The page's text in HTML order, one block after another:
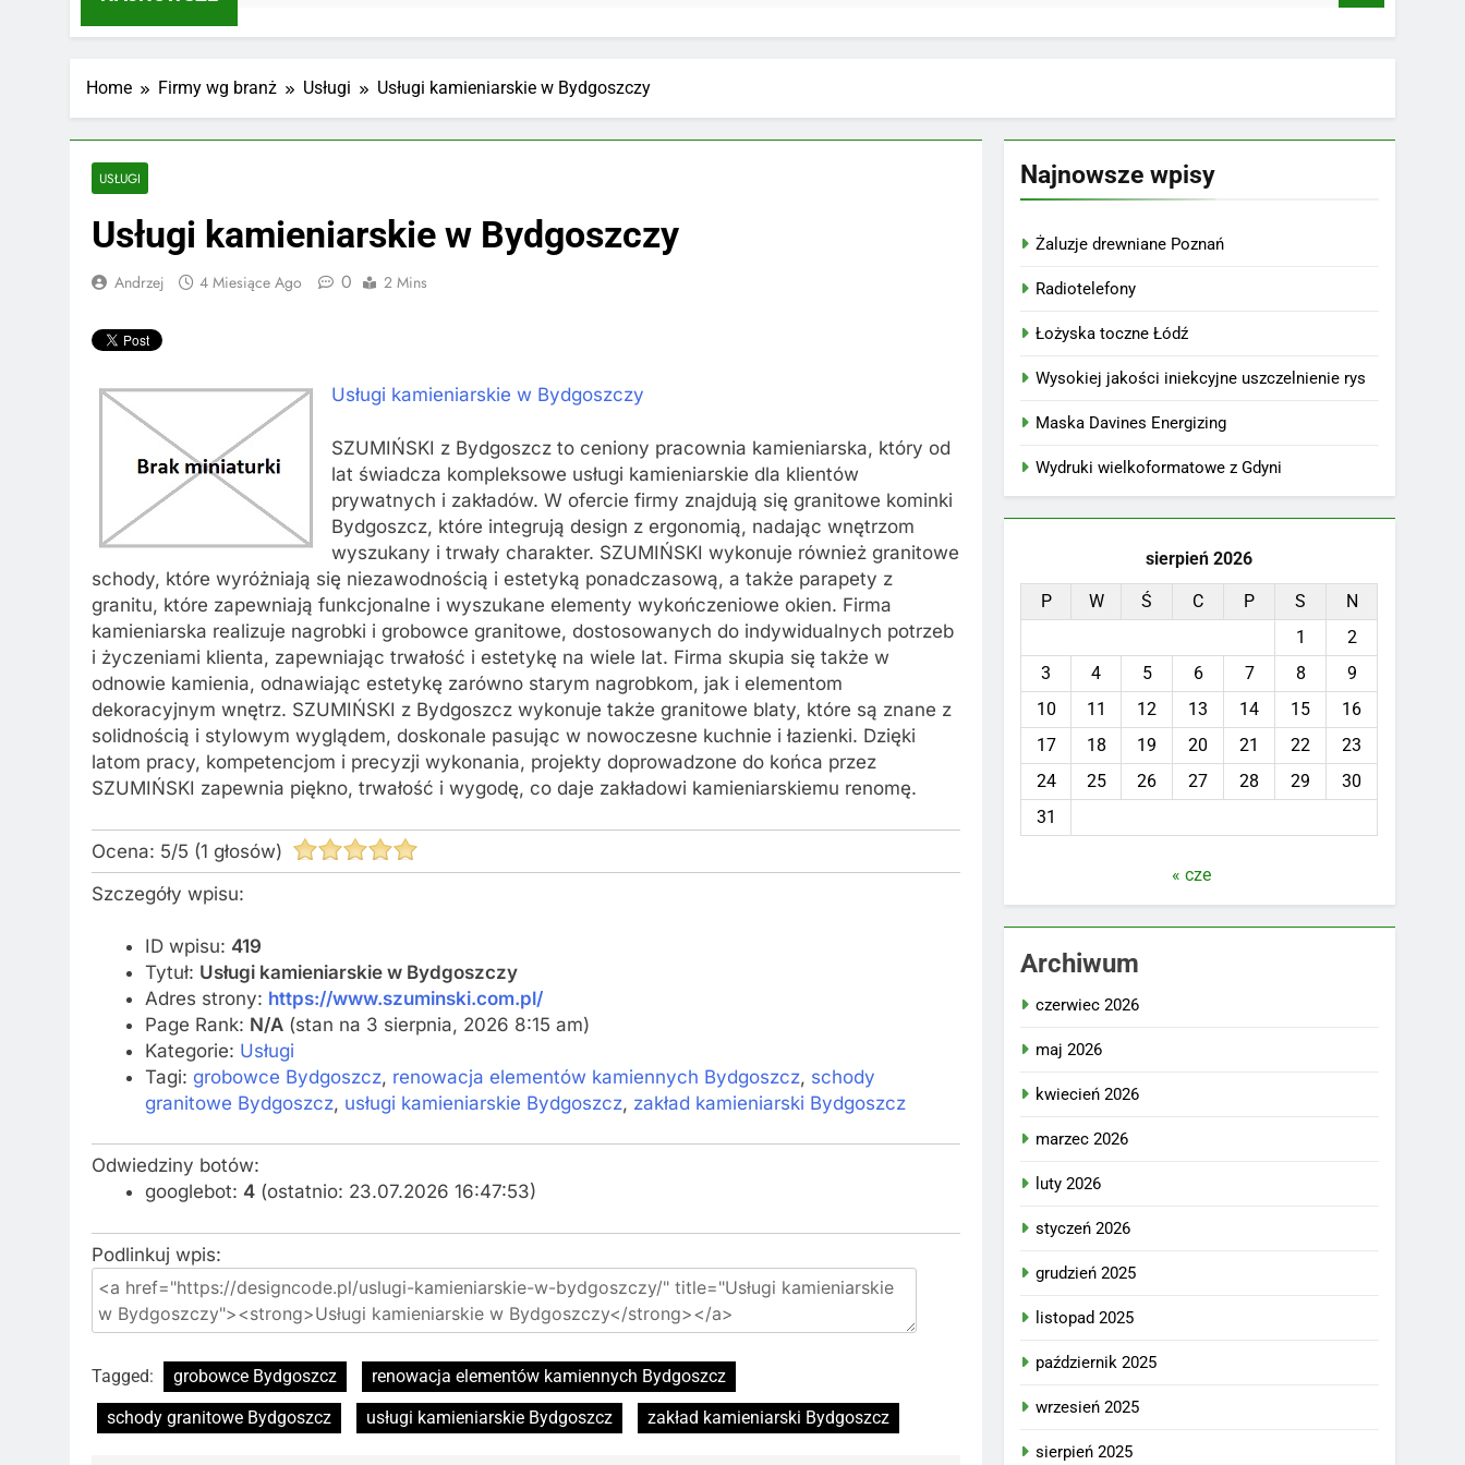
Home Firmy wg branż Usługi Usługi kamieniarskie w Bydgoszczy
USŁUGI
Usługi kamieniarskie w Bydgoszczy
Andrzej 4 Miesiące Ago 0 2 Mins
Usługi kamieniarskie w Bydgoszczy
SZUMIŃSKI z Bydgoszcz to ceniony pracownia kamieniarska, który od
lat świadcza kompleksowe usługi kamieniarskie dla klientów
prywatnych i zakładów. W ofercie firmy znajdują się granitowe kominki
Bydgoszcz, które integrują design z ergonomią, nadając wnętrzom
wyszukany i trwały charakter. SZUMIŃSKI wykonuje również granitowe
schody, które wyróżniają się niezawodnością i estetyką ponadczasową, a także parapety z
granitu, które zapewniają funkcjonalne i wyszukane elementy wykończeniowe okien. Firma
kamieniarska realizuje nagrobki i grobowce granitowe, dostosowanych do indywidualnych potrzeb
i życzeniami klienta, zapewniając trwałość i estetykę na wiele lat. Firma skupia się także w
odnowie kamienia, odnawiając estetykę zarówno starym nagrobkom, jak i elementom
dekoracyjnym wnętrz. SZUMIŃSKI z Bydgoszcz wykonuje także granitowe blaty, które są znane z
solidnością i stylowym wyglądem, doskonale pasując w nowoczesne kuchnie i łazienki. Dzięki
latom pracy, kompetencjom i precyzji wykonania, projekty doprowadzone do końca przez
SZUMIŃSKI zapewnia piękno, trwałość i wygodę, co daje zakładowi kamieniarskiemu renomę.
Ocena: 5/5 (1 głosów)
Szczegóły wpisu:
ID wpisu: 419
Tytuł: Usługi kamieniarskie w Bydgoszczy
Adres strony: https://www.szuminski.com.pl/
Page Rank: N/A(stan na 3 sierpnia, 2026 8:15 am)
Kategorie: Usługi
Tagi: grobowce Bydgoszcz, renowacja elementów kamiennych Bydgoszcz, schody
granitowe Bydgoszcz, usługi kamieniarskie Bydgoszcz, zakład kamieniarski Bydgoszcz
Odwiedziny botów:
googlebot: 4(ostatnio: 23.07.2026 16:47:53)
Podlinkuj wpis:
Tagged: grobowce Bydgoszcz
renowacja elementów kamiennych Bydgoszcz
schody granitowe Bydgoszcz
usługi kamieniarskie Bydgoszcz zakład kamieniarski Bydgoszcz
Najnowsze wpisy
Żaluzje drewniane Poznań
Radiotelefony
Łożyska toczne Łódź
Wysokiej jakości iniekcyjne uszczelnienie rys
Maska Davines Energizing
Wydruki wielkoformatowe z Gdyni
sierpień 2026
P W Ś C P S
N
1
2
3
4 5 6 7 8
9
10
11 12 13 14 15
16
17
18 19 20 21 22
23
24
25 26 27 28 29
30
31
« cze
Archiwum
czerwiec 2026
maj 2026
kwiecień 2026
marzec 2026
luty 2026
styczeń 2026
grudzień 2025
listopad 2025
październik 2025
wrzesień 2025
sierpień 2025